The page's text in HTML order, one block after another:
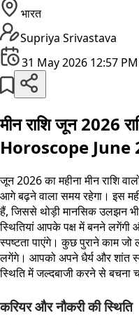
भारत
Supriya Srivastava
31 May 2026 12:57 PM
मीन राशि जून 2026
Horoscope June
जून 2026 का महीना मीन राशि
आगे बढ़ने वाला समय रहेगा। इस
हैं, जिससे थोड़ी मानसिक उलझन
स्थितियां आपके पक्ष में बनने लगेंगी
स्पष्टता पाएंगे। कुछ पुराने काम
लगेंगे। आपको अपने धैर्य और शांत
स्थिति में जल्दबाजी करने से बचना
करियर और नौकरी की स्थिति